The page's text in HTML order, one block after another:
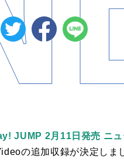
JUMP 2⽉11⽇発売 ニ
の追加収録が決定しま